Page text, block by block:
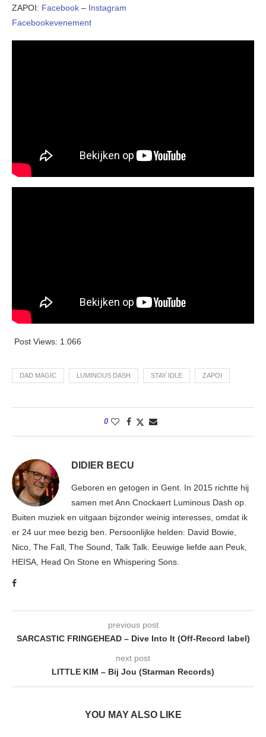
ZAPOI: Facebook – Instagram
Facebookevenement
Post Views: 1.066
DAD MAGIC LUMINOUS DASH STAY IDLE ZAPOI
0
DIDIER BECU
Geboren en getogen in Gent. In 2015 richtte hij
samen met Ann Cnockaert Luminous Dash op.
Buiten muziek en uitgaan bijzonder weinig interesses, omdat ik
er 24 uur mee bezig ben. Persoonlijke helden: David Bowie,
Nico, The Fall, The Sound, Talk Talk. Eeuwige liefde aan Peuk,
HEISA, Head On Stone en Whispering Sons.
previous post
SARCASTIC FRINGEHEAD – Dive Into It (Off-Record label)
next post
LITTLE KIM – Bij Jou (Starman Records)
YOU MAY ALSO LIKE